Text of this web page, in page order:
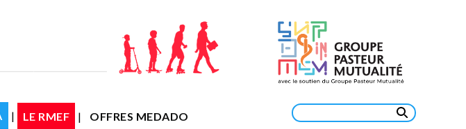
LE RMEF OFFRES MEDADO Rechercher :